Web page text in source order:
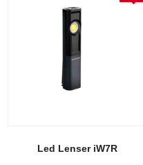
Led Lenser iW7R